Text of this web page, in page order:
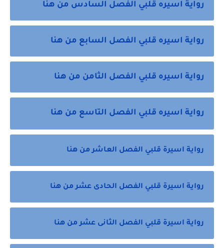
رواية اسيره قلبي الفصل السادس من هنا
رواية اسيره قلبي الفصل السابع من هنا
رواية اسيره قلبي الفصل الثامن من هنا
رواية اسيره قلبي الفصل التاسع من هنا
رواية اسيرة قلبي الفصل العاشر من هنا
رواية اسيرة قلبي الفصل الحادى عشر من هنا
رواية اسيرة قلبي الفصل الثانى عشر من هنا